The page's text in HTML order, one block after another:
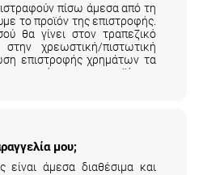
πίσω άμεσα από τη
το προϊόν της επιστροφής.
θα γίνει στον τραπεζικό
χρεωστική/πιστωτική
επιστροφής χρημάτων τα
του προϊόντος
μου;
άμεσα διαθέσιμα και